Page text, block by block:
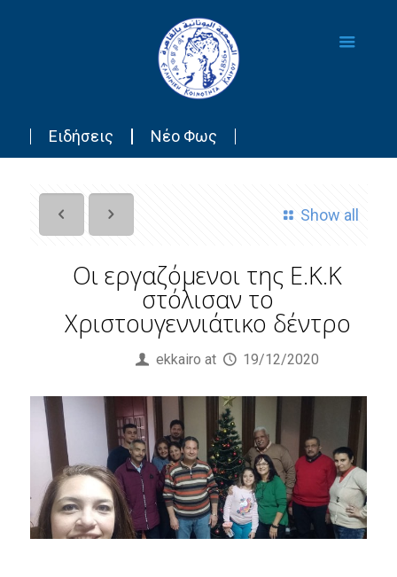
Ειδήσεις Νέο Φως
Show all
Οι εργαζόμενοι της Ε.Κ.Κ
στόλισαν το
Χριστουγεννιάτικο δέντρο
ekkairo at 19/12/2020